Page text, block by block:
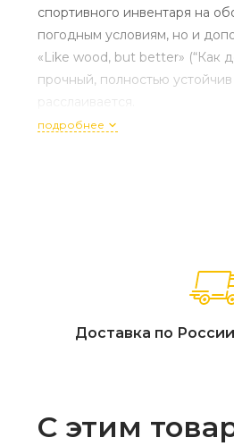
спортивного инвентаря на
погодным условиям, но и
«Like wood, but better» (“Как
прочный, полностью
подробнее
Доставка по
С этим